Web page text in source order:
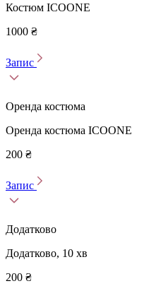
Костюм ICOONE
1000 ₴
Запис
Оренда костюма
Оренда костюма ICOONE
200 ₴
Запис
Додатково
Додатково, 10 хв
200 ₴